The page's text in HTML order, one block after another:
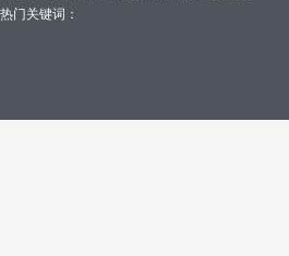
热门关键词：